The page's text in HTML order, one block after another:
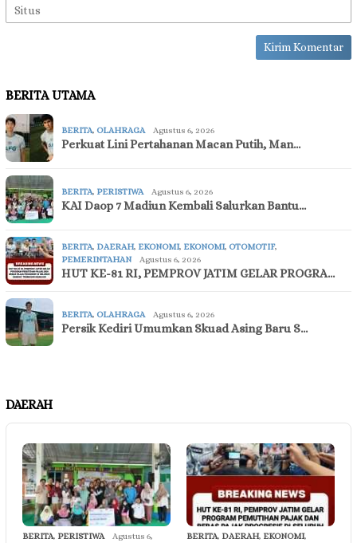
BERITA UTAMA
BERITA, OLAHRAGA Agustus 6, 2026
Perkuat Lini Pertahanan Macan Putih, Man…
BERITA, PERISTIWA Agustus 6, 2026
KAI Daop 7 Madiun Kembali Salurkan Bantu…
BERITA, DAERAH, EKONOMI, EKONOMI, OTOMOTIF,
PEMERINTAHAN
Agustus 6, 2026
HUT KE-81 RI, PEMPROV JATIM GELAR PROGRA…
BERITA, OLAHRAGA Agustus 6, 2026
Persik Kediri Umumkan Skuad Asing Baru S…
DAERAH
BERITA, PERISTIWA
Agustus 6,
BERITA, DAERAH, EKONOMI,